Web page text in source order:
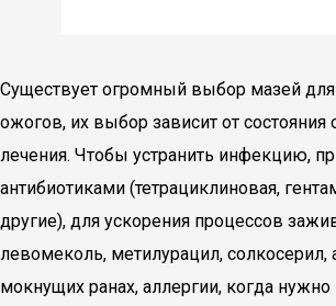
Существует огромный выбор мазей
ожогов, их выбор зависит от состояния
лечения. Чтобы устранить инфекцию,
антибиотиками (тетрациклиновая,
другие), для ускорения процессов
левомеколь, метилурацил, солкосерил,
мокнущих ранах, аллергии, когда